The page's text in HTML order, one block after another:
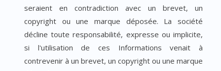
seraient en contradiction avec un brevet, un
copyright ou une marque déposée. La société
décline toute responsabilité, expresse ou implicite,
si l'utilisation de ces Informations venait à
contrevenir à un brevet, un copyright ou une marque